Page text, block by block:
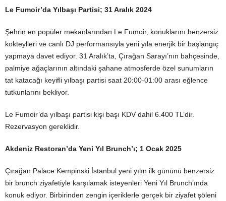
Le Fumoir’da Yılbaşı Partisi; 31 Aralık 2024
Şehrin en popüler mekanlarından Le Fumoir, konuklarını benzersiz
kokteylleri ve canlı DJ performansıyla yeni yıla enerjik bir başlangıç
yapmaya davet ediyor. 31 Aralık’ta, Çırağan Sarayı’nın bahçesinde,
palmiye ağaçlarının altındaki şahane atmosferde özel sunumların
tat katacağı keyifli yılbaşı partisi saat 20:00-01:00 arası eğlence
tutkunlarını bekliyor.
Le Fumoir’da yılbaşı partisi kişi başı KDV dahil 6.400 TL’dir.
Rezervasyon gereklidir.
Akdeniz Restoran’da Yeni Yıl Brunch’ı; 1 Ocak 2025
Çırağan Palace Kempinski İstanbul yeni yılın ilk gününü benzersiz
bir brunch ziyafetiyle karşılamak isteyenleri Yeni Yıl Brunch’ında
konuk ediyor. Birbirinden zengin içeriklerle gerçek bir ziyafet şöleni